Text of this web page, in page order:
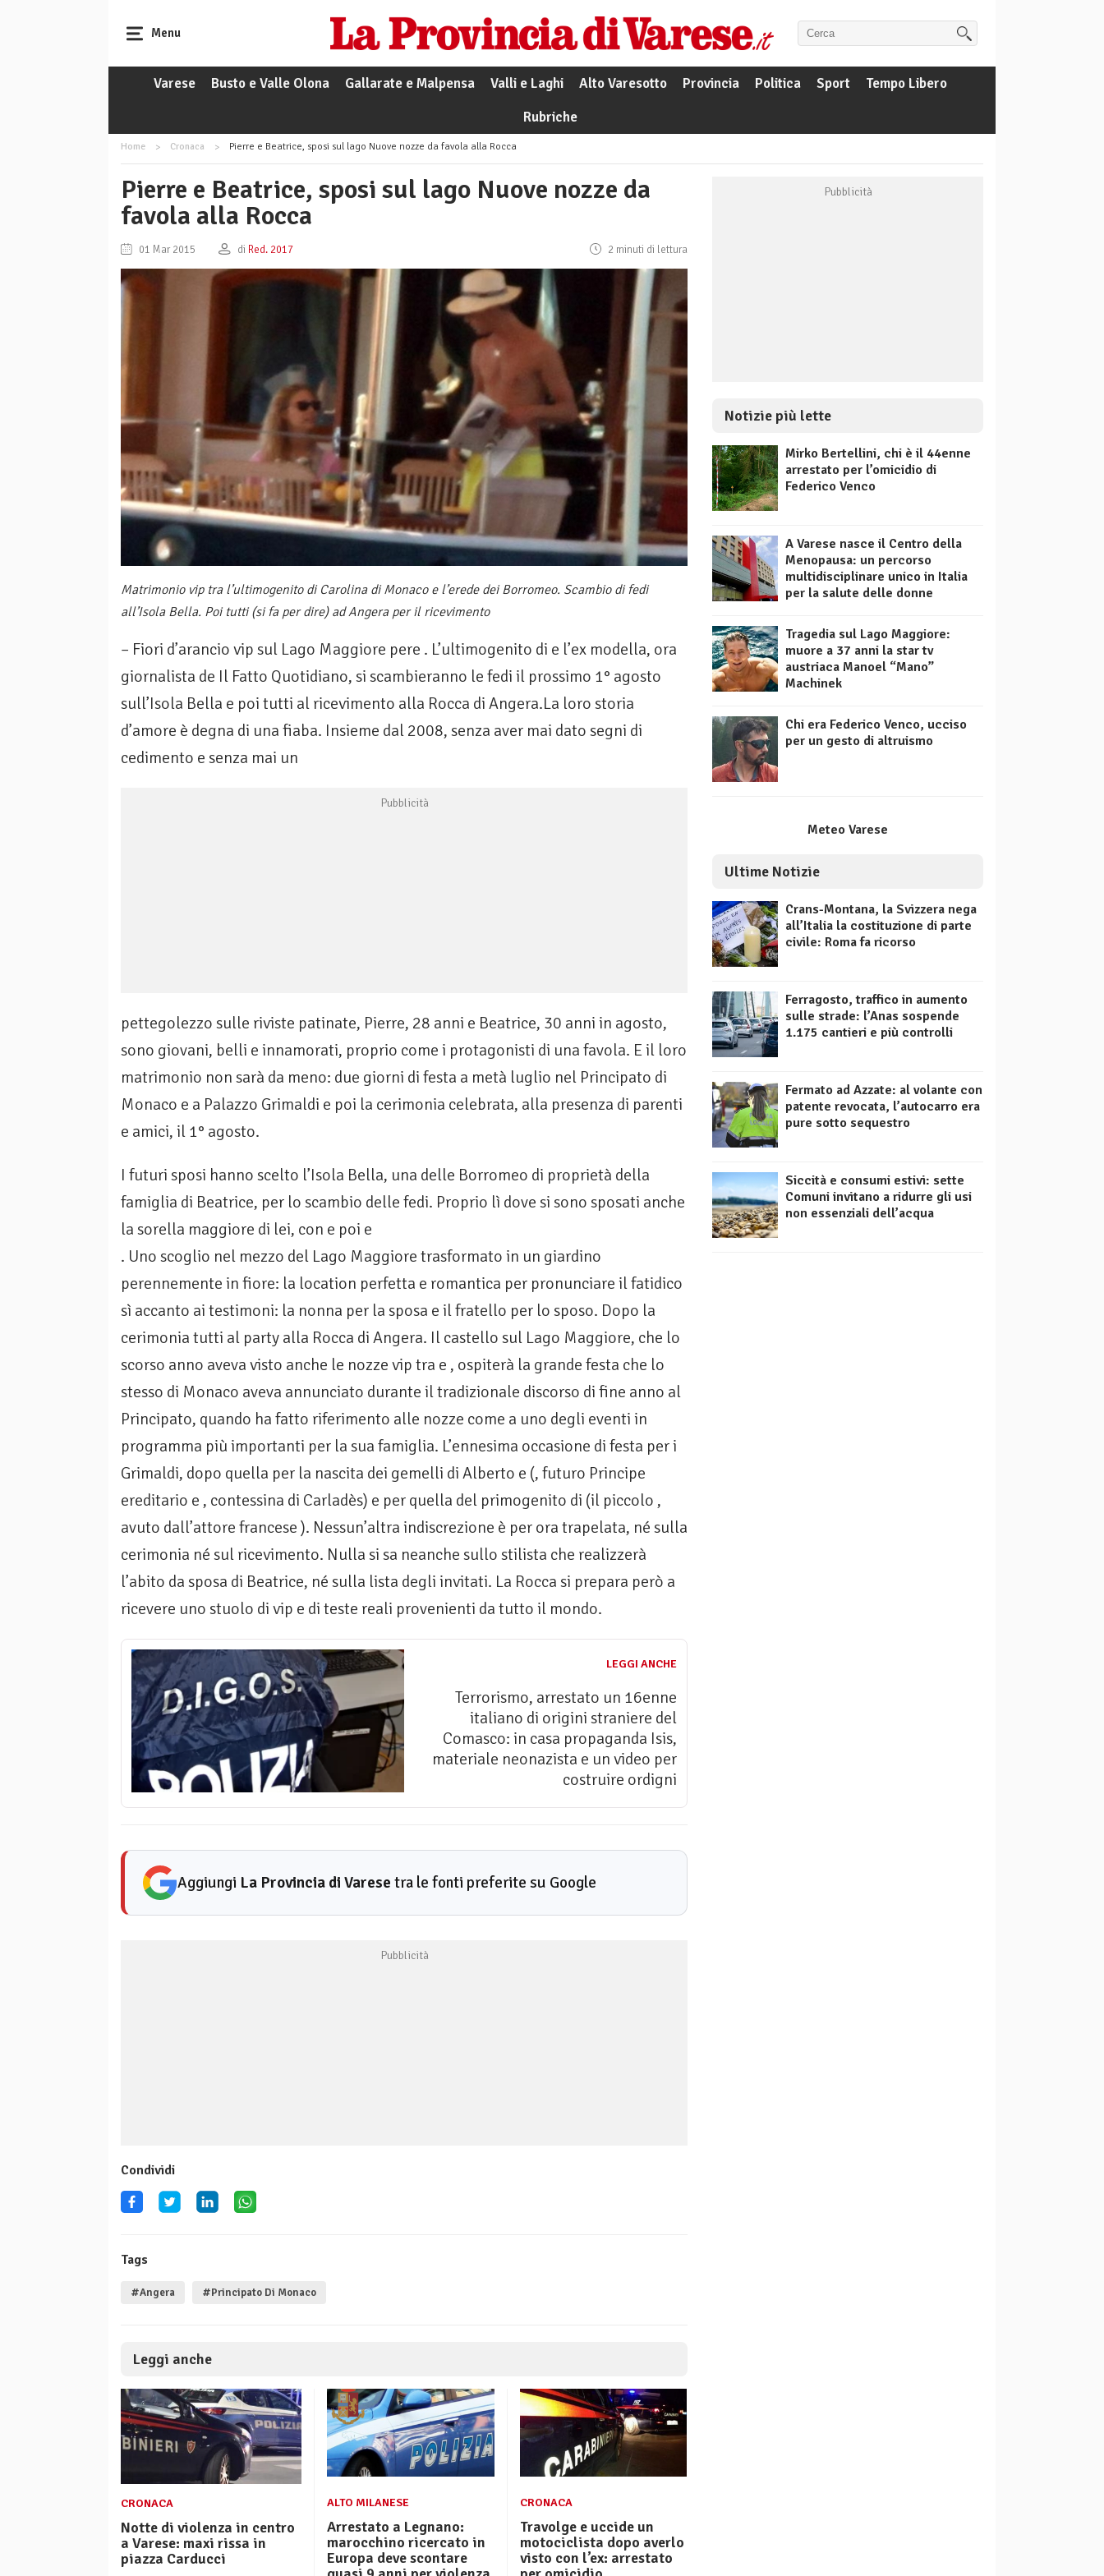
Menu
Varese Busto e Valle Olona Gallarate e Malpensa Valli e Laghi Alto Varesotto Provincia Politica Sport
Tempo Libero
Rubriche
Home Cronaca Pierre e Beatrice, sposi sul lago Nuove nozze da favola alla Rocca
Pierre e Beatrice, sposi sul lago Nuove nozze da
favola alla Rocca
01 Mar 2015 di Red. 2017 2 minuti di lettura
Matrimonio vip tra l’ultimogenito di Carolina di Monaco e l’erede dei Borromeo. Scambio di fedi
all’Isola Bella. Poi tutti (si fa per dire) ad Angera per il ricevimento
– Fiori d’arancio vip sul Lago Maggiore pere . L’ultimogenito di e l’ex modella, ora
giornalista de Il Fatto Quotidiano, si scambieranno le fedi il prossimo 1° agosto
sull’Isola Bella e poi tutti al ricevimento alla Rocca di Angera.La loro storia
d’amore è degna di una fiaba. Insieme dal 2008, senza aver mai dato segni di
cedimento e senza mai un
pettegolezzo sulle riviste patinate, Pierre, 28 anni e Beatrice, 30 anni in agosto,
sono giovani, belli e innamorati, proprio come i protagonisti di una favola. E il loro
matrimonio non sarà da meno: due giorni di festa a metà luglio nel Principato di
Monaco e a Palazzo Grimaldi e poi la cerimonia celebrata, alla presenza di parenti
e amici, il 1° agosto.
I futuri sposi hanno scelto l’Isola Bella, una delle Borromeo di proprietà della
famiglia di Beatrice, per lo scambio delle fedi. Proprio lì dove si sono sposati anche
la sorella maggiore di lei, con e poi e
. Uno scoglio nel mezzo del Lago Maggiore trasformato in un giardino
perennemente in fiore: la location perfetta e romantica per pronunciare il fatidico
sì accanto ai testimoni: la nonna per la sposa e il fratello per lo sposo. Dopo la
cerimonia tutti al party alla Rocca di Angera. Il castello sul Lago Maggiore, che lo
scorso anno aveva visto anche le nozze vip tra e , ospiterà la grande festa che lo
stesso di Monaco aveva annunciato durante il tradizionale discorso di fine anno al
Principato, quando ha fatto riferimento alle nozze come a uno degli eventi in
programma più importanti per la sua famiglia. L’ennesima occasione di festa per i
Grimaldi, dopo quella per la nascita dei gemelli di Alberto e (, futuro Principe
ereditario e , contessina di Carladès) e per quella del primogenito di (il piccolo ,
avuto dall’attore francese ). Nessun’altra indiscrezione è per ora trapelata, né sulla
cerimonia né sul ricevimento. Nulla si sa neanche sullo stilista che realizzerà
l’abito da sposa di Beatrice, né sulla lista degli invitati. La Rocca si prepara però a
ricevere uno stuolo di vip e di teste reali provenienti da tutto il mondo.
LEGGI ANCHE
Terrorismo, arrestato un 16enne
italiano di origini straniere del
Comasco: in casa propaganda Isis,
materiale neonazista e un video per
costruire ordigni
Aggiungi La Provincia di Varese tra le fonti preferite su Google
Condividi
Tags
#Angera #Principato Di Monaco
Leggi anche
CRONACA
Notte di violenza in centro
a Varese: maxi rissa in
piazza Carducci
ALTO MILANESE
Arrestato a Legnano:
marocchino ricercato in
Europa deve scontare
CRONACA
Travolge e uccide un
motociclista dopo averlo
visto con l’ex: arrestato
Notizie più lette
Mirko Bertellini, chi è il 44enne
arrestato per l’omicidio di
Federico Venco
A Varese nasce il Centro della
Menopausa: un percorso
multidisciplinare unico in Italia
per la salute delle donne
Tragedia sul Lago Maggiore:
muore a 37 anni la star tv
austriaca Manoel “Mano”
Machinek
Chi era Federico Venco, ucciso
per un gesto di altruismo
Meteo Varese
Ultime Notizie
Crans-Montana, la Svizzera nega
all’Italia la costituzione di parte
civile: Roma fa ricorso
Ferragosto, traffico in aumento
sulle strade: l’Anas sospende
1.175 cantieri e più controlli
Fermato ad Azzate: al volante con
patente revocata, l’autocarro era
pure sotto sequestro
Siccità e consumi estivi: sette
Comuni invitano a ridurre gli usi
non essenziali dell’acqua